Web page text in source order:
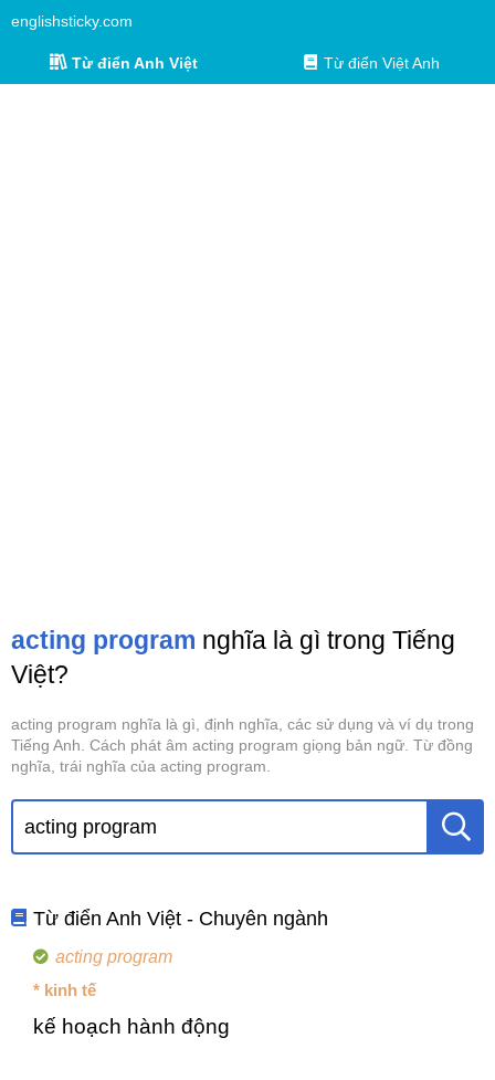
englishsticky.com
Từ điển Anh Việt Từ điển Việt Anh
acting program nghĩa là gì trong Tiếng
Việt?
acting program nghĩa là gì, định nghĩa, các sử dụng và ví dụ trong
Tiếng Anh. Cách phát âm acting program giọng bản ngữ. Từ đồng
nghĩa, trái nghĩa của acting program.
Từ điển Anh Việt - Chuyên ngành
acting program
* kinh tế
kế hoạch hành động